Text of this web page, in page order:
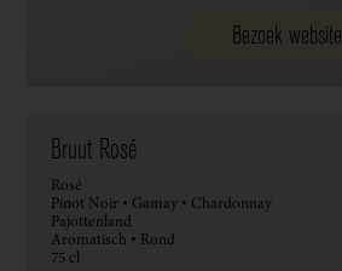
Bezoek website
Bruut Rosé
Rosé
Pinot Noir • Gamay • Chardonnay
Pajottenland
Aromatisch • Rond
75 cl